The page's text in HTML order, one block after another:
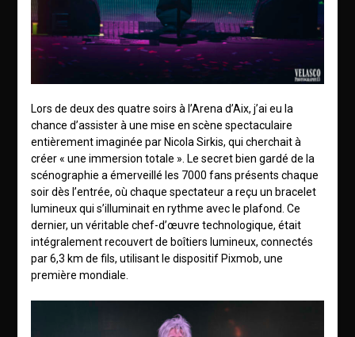
Lors de deux des quatre soirs à l’Arena d’Aix, j’ai eu la
chance d’assister à une mise en scène spectaculaire
entièrement imaginée par Nicola Sirkis, qui cherchait à
créer « une immersion totale ». Le secret bien gardé de la
scénographie a émerveillé les 7000 fans présents chaque
soir dès l’entrée, où chaque spectateur a reçu un bracelet
lumineux qui s’illuminait en rythme avec le plafond. Ce
dernier, un véritable chef-d’œuvre technologique, était
intégralement recouvert de boîtiers lumineux, connectés
par 6,3 km de fils, utilisant le dispositif Pixmob, une
première mondiale.